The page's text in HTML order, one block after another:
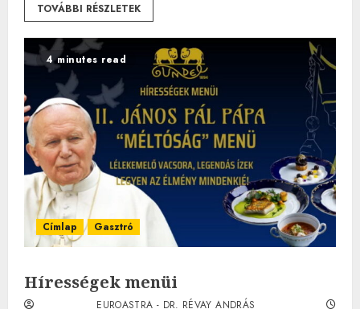
TOVÁBBI RÉSZLETEK
4 minutes read
Címlap Gasztró
Hírességek menüi
EUROASTRA - DR. RÉVAY ANDRÁS